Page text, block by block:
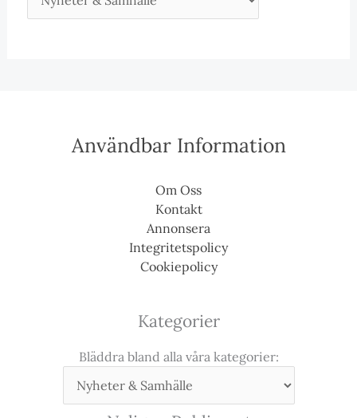
Användbar Information
Om Oss
Kontakt
Annonsera
Integritetspolicy
Cookiepolicy
Kategorier
Bläddra bland alla våra kategorier: